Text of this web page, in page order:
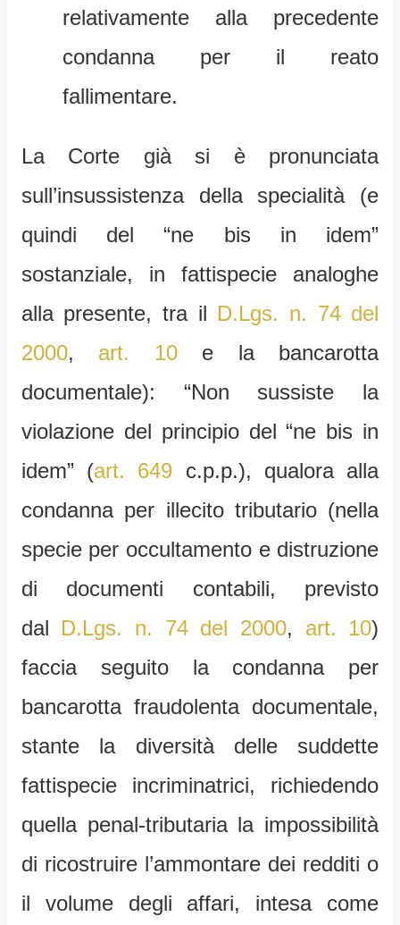
relativamente alla precedente
condanna per il reato
fallimentare.
La Corte già si è pronunciata
sull’insussistenza della specialità (e
quindi del “ne bis in idem”
sostanziale, in fattispecie analoghe
alla presente, tra il D.Lgs. n. 74 del
2000, art. 10e la bancarotta
documentale): “Non sussiste la
violazione del principio del “ne bis in
idem” (art. 649 c.p.p.), qualora alla
condanna per illecito tributario (nella
specie per occultamento e distruzione
di documenti contabili, previsto
dal D.Lgs. n. 74 del 2000, art. 10)
faccia seguito la condanna per
bancarotta fraudolenta documentale,
stante la diversità delle suddette
fattispecie incriminatrici, richiedendo
quella penal-tributaria la impossibilità
di ricostruire l’ammontare dei redditi o
il volume degli affari, intesa come